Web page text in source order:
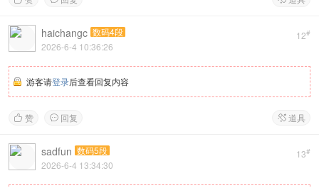
12#
haichangc 数码4段
2026-6-4 10:36:26
游客请登录后查看回复内容
 赞  回复  道具
13#
sadfun 数码5段
2026-6-4 13:34:30